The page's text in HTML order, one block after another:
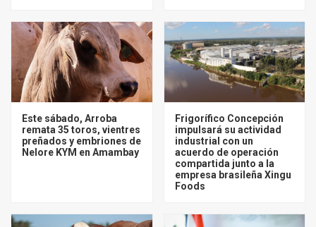
Este sábado, Arroba
remata 35 toros, vientres
preñados y embriones de
Nelore KYM en Amambay
Frigorífico Concepción
impulsará su actividad
industrial con un
acuerdo de operación
compartida junto a la
empresa brasileña Xingu
Foods